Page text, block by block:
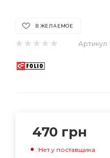
В ЖЕЛАЕМОЕ
Артикул:
470 грн
Нет у поставщика